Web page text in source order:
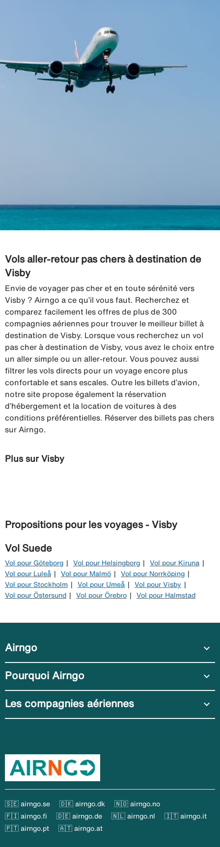
Vols aller-retour pas chers à destination de
Visby
Envie de voyager pas cher et en toute sérénité vers
Visby ? Airngo a ce qu’il vous faut. Recherchez et
comparez facilement les offres de plus de 300
compagnies aériennes pour trouver le meilleur billet à
destination de Visby. Lorsque vous recherchez un vol
pas cher à destination de Visby, vous avez le choix entre
un aller simple ou un aller-retour. Vous pouvez aussi
filtrer les vols directs pour un voyage encore plus
confortable et sans escales. Outre les billets d’avion,
notre site propose également la réservation
d’hébergement et la location de voitures à des
conditions préférentielles. Réserver des billets pas chers
sur Airngo.
Plus sur Visby
Propositions pour les voyages - Visby
Vol Suede
Vol pour Göteborg Vol pour Helsingborg
Vol pour Kiruna
Vol pour Luleå
Vol pour Malmö
Vol pour Norrköping
Vol pour Stockholm
Vol pour Umeå
Vol pour Visby
Vol pour Östersund
Vol pour Örebro Vol pour Halmstad
Airngo expand_more
Pourquoi Airngo expand_more
Les compagnies aériennes expand_more
🇸🇪 airngo.se 🇩🇰 airngo.dk
🇳🇴 airngo.no
🇫🇮 airngo.fi
🇩🇪 airngo.de 🇳🇱 airngo.nl
🇮🇹 airngo.it
🇵🇹 airngo.pt
🇦🇹 airngo.at